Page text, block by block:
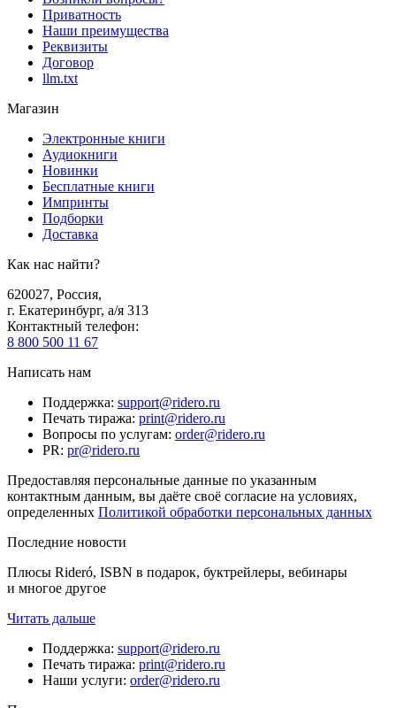
Приватность
Наши преимущества
Реквизиты
Договор
llm.txt
Магазин
Электронные книги
Аудиокниги
Новинки
Бесплатные книги
Импринты
Подборки
Доставка
Как нас найти?
620027, Россия,
г. Екатеринбург, а/я 313
Контактный телефон:
8 800 500 11 67
Написать нам
Поддержка: support@ridero.ru
Печать тиража: print@ridero.ru
Вопросы по услугам: order@ridero.ru
PR: pr@ridero.ru
Предоставляя персональные данные по указанным
контактным данным, вы даёте своё согласие на условиях,
определенных Политикой обработки персональных данных
Последние новости
Плюсы Rideró, ISBN в подарок, буктрейлеры, вебинары
и многое другое
Читать дальше
Поддержка: support@ridero.ru
Печать тиража: print@ridero.ru
Наши услуги: order@ridero.ru